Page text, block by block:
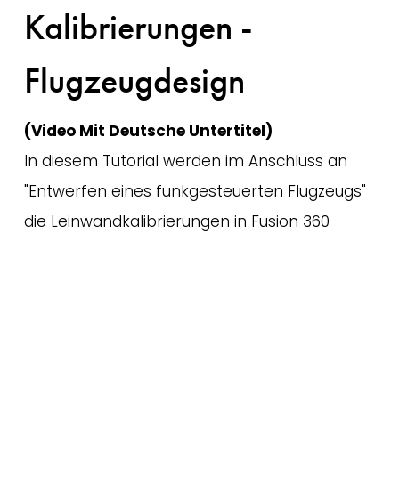
Kalibrierungen -
Flugzeugdesign
(Video Mit Deutsche Untertitel)
In diesem Tutorial werden im Anschluss an
"Entwerfen eines funkgesteuerten Flugzeugs"
die Leinwandkalibrierungen in Fusion 360